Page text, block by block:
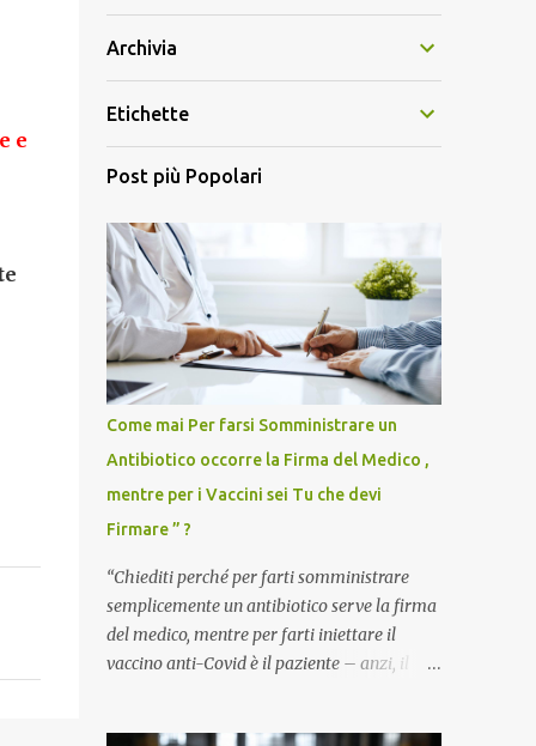
e
Archivia
Etichette
Post più Popolari
Come mai Per farsi Somministrare un
Antibiotico occorre la Firma del Medico ,
mentre per i Vaccini sei Tu che devi
Firmare ” ?
“Chiediti perché per farti somministrare
semplicemente un antibiotico serve la firma
del medico, mentre per farti iniettare il
vaccino anti-Covid è il paziente – anzi, il